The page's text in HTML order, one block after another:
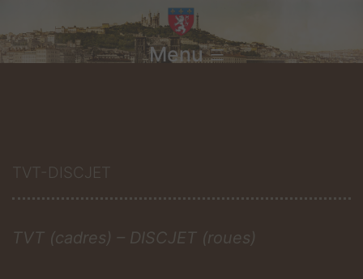
au
contenu
Menu
TVT-DISCJET
TVT (cadres) – DISCJET (roues)